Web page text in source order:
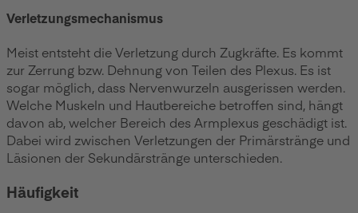
Verletzungsmechanismus
Meist entsteht die Verletzung durch Zugkräfte. Es kommt
zur Zerrung bzw. Dehnung von Teilen des Plexus. Es ist
sogar möglich, dass Nervenwurzeln ausgerissen werden.
Welche Muskeln und Hautbereiche betroffen sind, hängt
davon ab, welcher Bereich des Armplexus geschädigt ist.
Dabei wird zwischen Verletzungen der Primärstränge und
Läsionen der Sekundärstränge unterschieden.
Häufigkeit